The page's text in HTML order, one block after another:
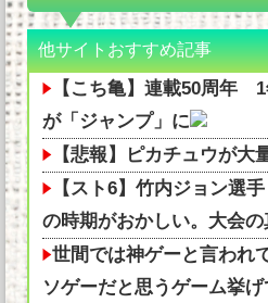
他サイトおすすめ記事
【こち亀】連載50周年
が「ジャンプ」に
【悲報】ピカチュウが大
【スト6】竹内ジョン選
の時期がおかしい。大会
世間では神ゲーと言われ
ソゲーだと思うゲーム挙げ